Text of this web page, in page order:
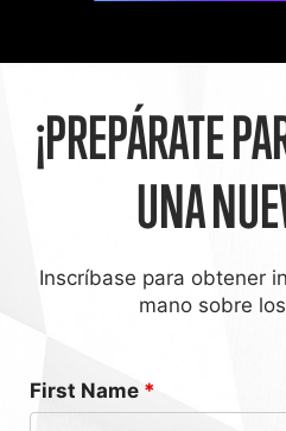
¡PREPÁRATE
UNA
Inscríbase para obtener
mano sobre
First Name *